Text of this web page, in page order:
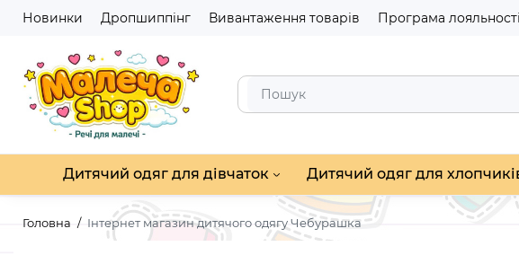
Новинки Дропшиппінг Вивантаження товарів Програма лояльності
Дитячий одяг для дівчаток Дитячий одяг для
Головна Інтернет магазин дитячого одягу Чебурашка